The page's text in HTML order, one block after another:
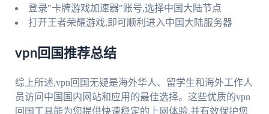
登录"卡牌游戏加速器"账号,选择中国大陆节点
打开王者荣耀游戏,即可顺利进入中国大陆服务器
vpn回国推荐总结
综上所述,vpn回国无疑是海外华人、留学生和海外工作人
员访问中国国内网站和应用的最佳选择。这些优质的vpn
回国工具能为您提供快速稳定的上网体验,并有效保护您